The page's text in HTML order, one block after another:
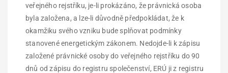
veřejného rejstříku, je-li prokázáno, že právnická osoba
byla založena, a lze-li důvodně předpokládat, že k
okamžiku svého vzniku bude splňovat podmínky
stanovené energetickým zákonem. Nedojde-li k zápisu
založené právnické osoby do veřejného rejstříku do 90
dnů od zápisu do registru společenství, ERÚ ji z registru